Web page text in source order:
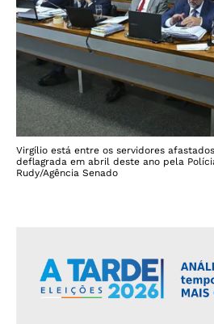
Virgílio está entre os servidores
deflagrada em abril deste ano pela
Rudy/Agência Senado